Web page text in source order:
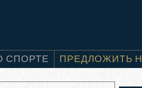
СПОРТЕ ПРЕДЛОЖИТЬ